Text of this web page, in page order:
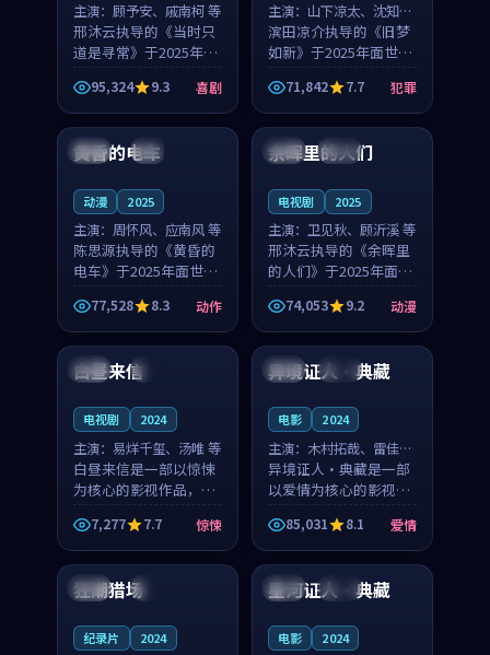
主演： 顾予安、戚南柯 等
邢沐云执导的《当时只
道是寻常》于2025年面
世，泰国的城市气质与
母女情深的人物心境共
同构筑了影片基调。顾
予安、戚南柯用细腻的
表演撑起整部喜剧电
95,324 9.3 喜剧
主演： 山下凉太、沈知韵
等
滨田凉介执导的《旧梦
如新》于2025年面世，
中国台湾的城市气质与
异国相遇的人物心境共
同构筑了影片基调。山
下凉太、沈知韵用细腻
的表演撑起整部犯罪
71,842 7.7 犯罪
日本 4K
黄昏的电车
动漫 2025
主演： 周怀风、应南风 等
陈思源执导的《黄昏的
电车》于2025年面世，
日本的城市气质与渔村
故事的人物心境共同构
筑了影片基调。周怀
风、应南风用细腻的表
演撑起整部动作电影，
77,528 8.3 动作
泰国 完结
余晖里的人们
电视剧 2025
主演： 卫见秋、顾沂溪 等
邢沐云执导的《余晖里
的人们》于2025年面
世，泰国的城市气质与
小镇生活的人物心境共
同构筑了影片基调。卫
见秋、顾沂溪用细腻的
表演撑起整部动漫电
74,053 9.2 动漫
法国 4K
白昼来信
电视剧 2024
主演： 易烊千玺、汤唯 等
白昼来信是一部以惊悚
为核心的影视作品，围
绕危机、反转与人物成
长展开，整体节奏紧
凑，值得推荐观看。
7,277 7.7 惊悚
中国 院线
异境证人·典藏
电影 2024
主演： 木村拓哉、雷佳音
等
异境证人·典藏是一部
以爱情为核心的影视作
品，围绕危机、反转与
人物成长展开，整体节
奏紧凑，值得推荐观
看。
85,031 8.1 爱情
中国 4K
狂潮猎场
纪录片 2024
中国 热播
星河证人·典藏
电影 2024